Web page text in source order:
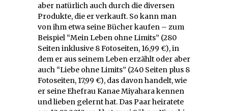
aber natürlich auch durch die diversen
Produkte, die er verkauft. So kann man
von ihm etwa seine Bücher kaufen – zum
Beispiel “Mein Leben ohne Limits” (280
Seiten inklusive 8 Fotoseiten, 16,99 €), in
dem er aus seinem Leben erzählt oder aber
auch “Liebe ohne Limits” (240 Seiten plus 8
Fotoseiten, 17,99 €), das davon handelt, wie
er seine Ehefrau Kanae Miyahara kennen
und lieben gelernt hat. Das Paar heiratete